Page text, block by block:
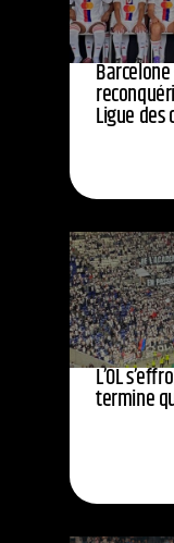
Ligue des
L’OL
termine